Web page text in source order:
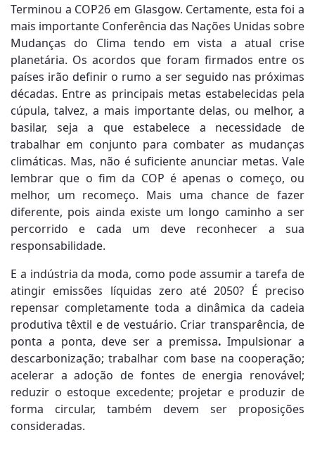
Terminou a COP26 em Glasgow. Certamente, esta foi a
mais importante Conferência das Nações Unidas sobre
Mudanças do Clima tendo em vista a atual crise
planetária. Os acordos que foram firmados entre os
países irão definir o rumo a ser seguido nas próximas
décadas. Entre as principais metas estabelecidas pela
cúpula, talvez, a mais importante delas, ou melhor, a
basilar, seja a que estabelece a necessidade de
trabalhar em conjunto para combater as mudanças
climáticas. Mas, não é suficiente anunciar metas. Vale
lembrar que o fim da COP é apenas o começo, ou
melhor, um recomeço. Mais uma chance de fazer
diferente, pois ainda existe um longo caminho a ser
percorrido e cada um deve reconhecer a sua
responsabilidade.
E a indústria da moda, como pode assumir a tarefa de
atingir emissões líquidas zero até 2050? É preciso
repensar completamente toda a dinâmica da cadeia
produtiva têxtil e de vestuário. Criar transparência, de
ponta a ponta, deve ser a premissa.Impulsionar a
descarbonização; trabalhar com base na cooperação;
acelerar a adoção de fontes de energia renovável;
reduzir o estoque excedente; projetar e produzir de
forma circular, também devem ser proposições
consideradas.